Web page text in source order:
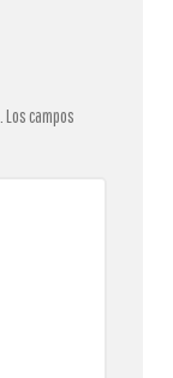
Los campos